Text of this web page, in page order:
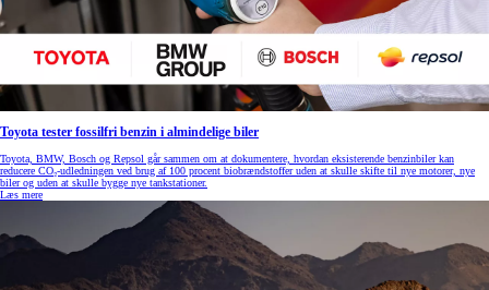
Toyota tester fossilfri benzin i almindelige biler
Toyota, BMW, Bosch og Repsol går sammen om at dokumentere, hvordan eksisterende benzinbiler kan
reducere CO₂-udledningen ved brug af 100 procent biobrændstoffer uden at skulle skifte til nye motorer, nye
biler og uden at skulle bygge nye tankstationer.
Læs mere